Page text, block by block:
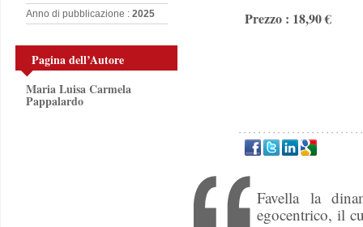
Anno di pubblicazione : 2025
Pagina dell’Autore
Maria Luisa Carmela
Pappalardo
Prezzo : 18,90 €
Favella la
egocentrico, il